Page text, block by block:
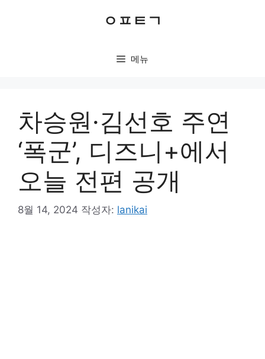
ㅇㅍㅌㄱ
메뉴
차승원·김선호 주연
‘폭군’, 디즈니+에서
오늘 전편 공개
8월 14, 2024 작성자: lanikai